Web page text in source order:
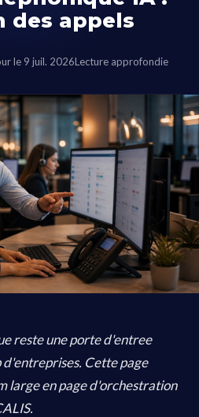
des appels
le 9 juil. 2026Lecture approfondie
reste une porte d'entree
Cette page
large en page d'orchestration